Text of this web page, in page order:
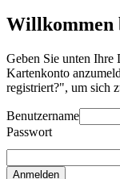
Willkommen
Geben Sie unten Ihre
Kartenkonto
registriert?", um sich
Benutzername
Passwort
Anmelden